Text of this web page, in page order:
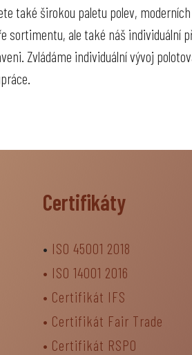
také širokou paletu polev, moderních
sortimentu, ale také náš individuální
Zvládáme individuální vývoj
Certifikáty
• ISO 45001 2018
• ISO 14001 2016
• Certifikát IFS
• Certifikát Fair Trade
• Certifikát RSPO